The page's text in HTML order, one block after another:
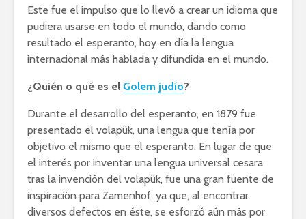
Este fue el impulso que lo llevó a crear un idioma que
pudiera usarse en todo el mundo, dando como
resultado el esperanto, hoy en día la lengua
internacional más hablada y difundida en el mundo.
¿Quién o qué es el Golem judío?
Durante el desarrollo del esperanto, en 1879 fue
presentado el volapük, una lengua que tenía por
objetivo el mismo que el esperanto. En lugar de que
el interés por inventar una lengua universal cesara
tras la invención del volapük, fue una gran fuente de
inspiración para Zamenhof, ya que, al encontrar
diversos defectos en éste, se esforzó aún más por